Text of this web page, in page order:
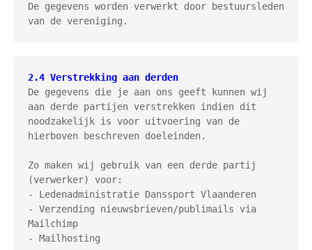
De gegevens worden verwerkt door bestuursleden
van de vereniging.
2.4 Verstrekking aan derden
De gegevens die je aan ons geeft kunnen wij
aan derde partijen verstrekken indien dit
noodzakelijk is voor uitvoering van de
hierboven beschreven doeleinden.
Zo maken wij gebruik van een derde partij
(verwerker) voor:
- Ledenadministratie Danssport Vlaanderen
- Verzending nieuwsbrieven/publimails via
Mailchimp
- Mailhosting